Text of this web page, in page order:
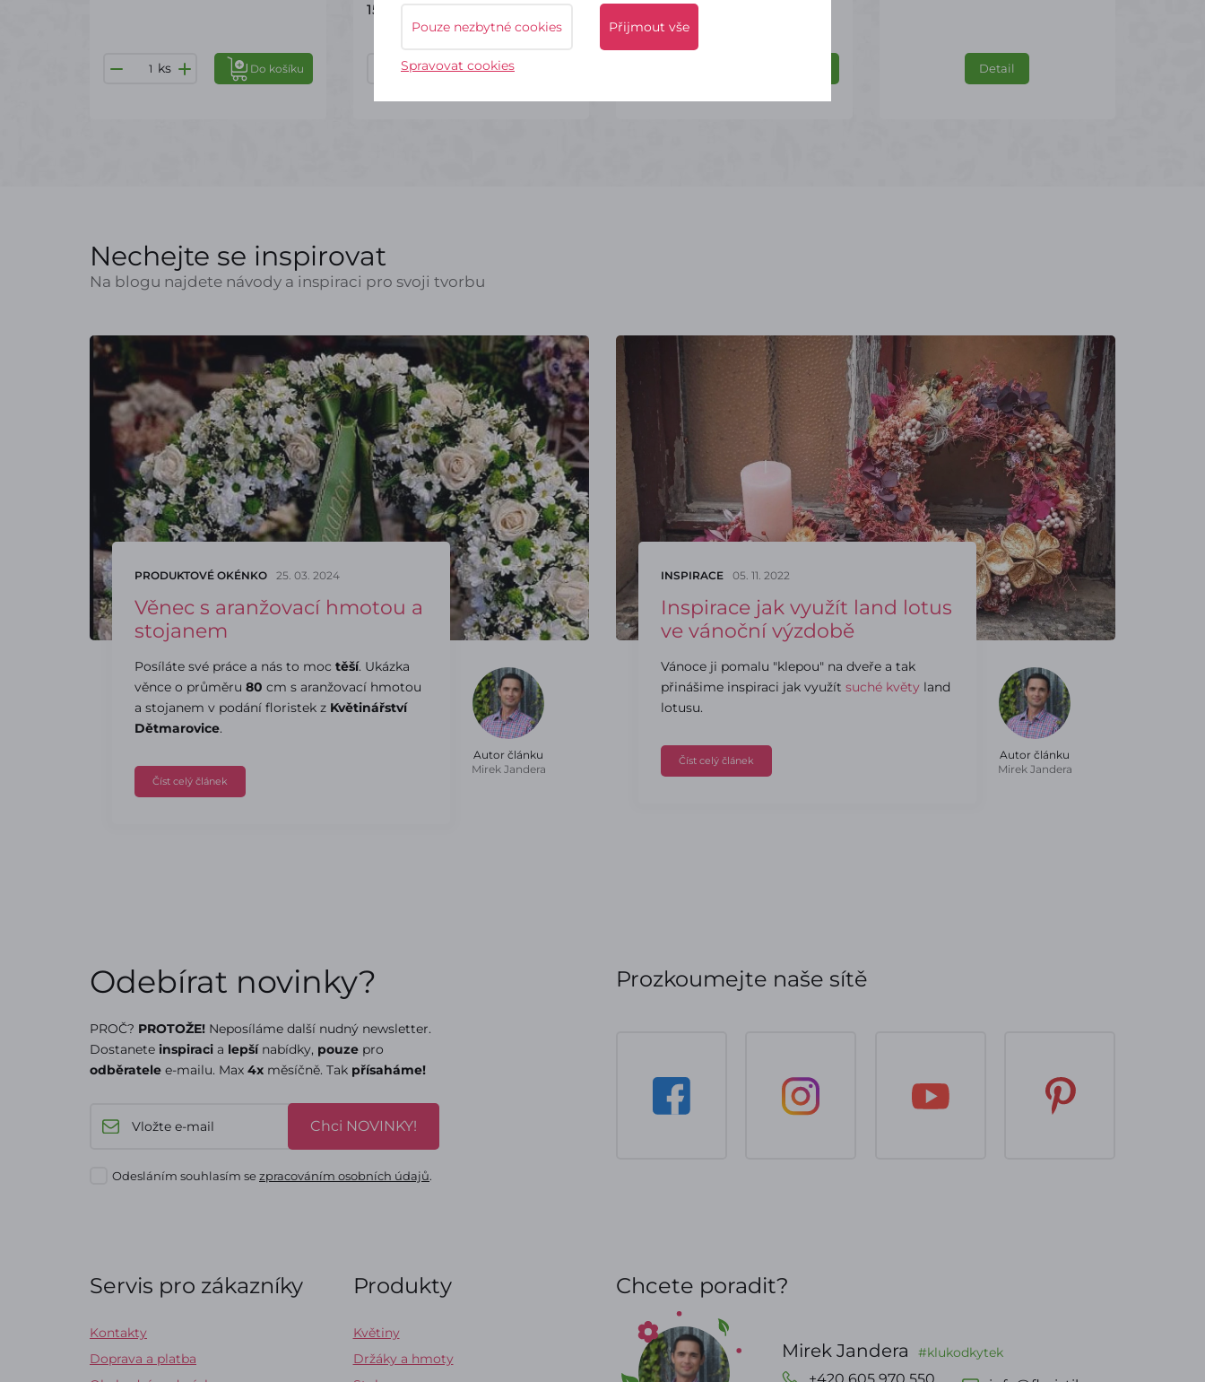
ks Do košíku
15,49 Kč
bal Do košíku Detail
Nechejte se inspirovat
Na blogu najdete návody a inspiraci pro svoji tvorbu
PRODUKTOVÉ OKÉNKO 25. 03. 2024
Věnec s aranžovací hmotou a
stojanem
Posíláte své práce a nás to moc těší. Ukázka
věnce o průměru 80 cm s aranžovací hmotou
a stojanem v podání floristek z Květinářství
Dětmarovice.
Číst celý článek
Autor článku
Mirek Jandera
INSPIRACE 05. 11. 2022
Inspirace jak využít land lotus
ve vánoční výzdobě
Vánoce ji pomalu "klepou" na dveře a tak
přinášime inspiraci jak využít suché květy land
lotusu.
Číst celý článek
Autor článku
Mirek Jandera
Odebírat novinky?
PROČ? PROTOŽE! Neposíláme další nudný newsletter.
Dostanete inspiraci a lepšínabídky, pouze pro
odběratele e-mailu. Max 4x měsíčně. Tak přísaháme!
Chci NOVINKY!
Odesláním souhlasím sezpracováním osobních údajů.
Prozkoumejte naše sítě
Servis pro zákazníky
Kontakty
Doprava a platba
Produkty
Květiny
Držáky a hmoty
Chcete poradit?
Mirek Jandera #klukodkytek
+420 605 970 550
Pouze nezbytné cookies Přijmout vše
Spravovat cookies